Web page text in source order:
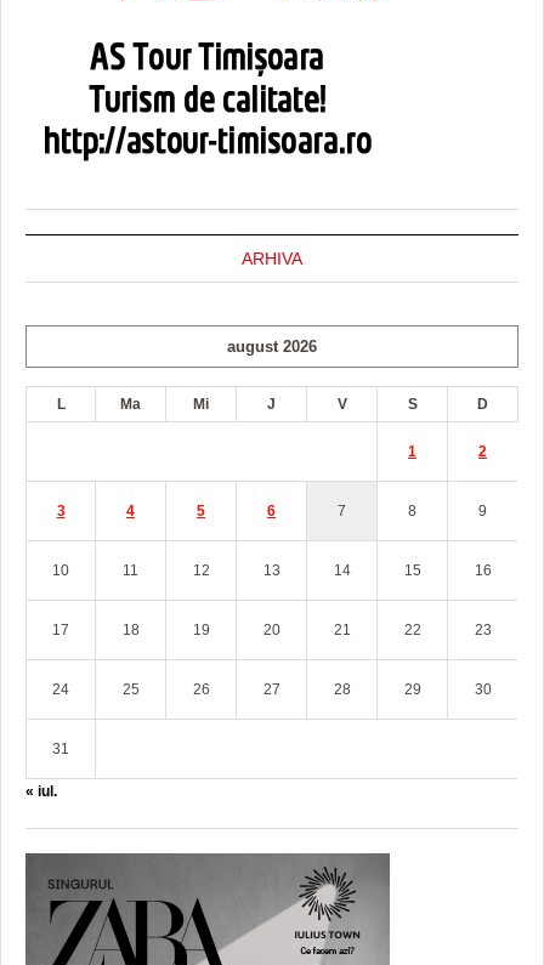
ARHIVA
august 2026
L Ma Mi J V S D
1 2
3 4 5 6 7 8 9
10 11 12 13 14 15 16
17 18 19 20 21 22 23
24 25 26 27 28 29 30
31
« iul.